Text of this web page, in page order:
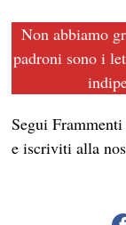
Non abbiamo
padroni sono i
Segui
e iscriviti alla